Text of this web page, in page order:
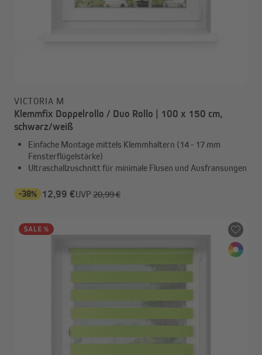
VICTORIA M
Klemmfix Doppelrollo / Duo Rollo | 100 x 150 cm,
schwarz/weiß
Einfache Montage mittels Klemmhaltern (14 - 17 mm
Fensterflügelstärke)
Ultraschallzuschnitt für minimale Flusen und Ausfransungen
-38% 12,99 €UVP 20,99 €